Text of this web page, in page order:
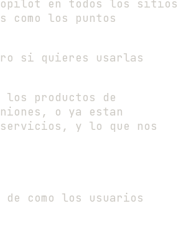
en todos los sitios
como los puntos
si quieres usarlas
productos de
o ya estan
y lo que nos
como los usuarios